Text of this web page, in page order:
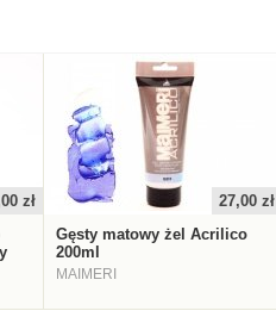
zł
27,00 zł
Gęsty matowy żel Acrilico
200ml
MAIMERI